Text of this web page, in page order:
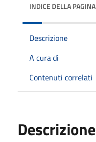
INDICE DELLA PAGINA
Descrizione
A cura di
Contenuti correlati
Descrizione